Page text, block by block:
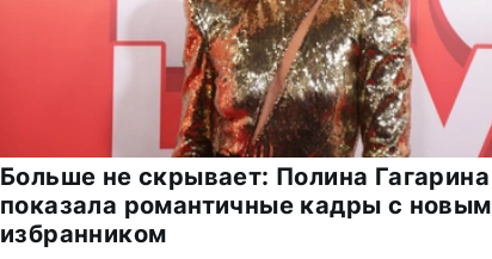
Больше не скрывает: Полина Гагарина
показала романтичные кадры с новым
избранником